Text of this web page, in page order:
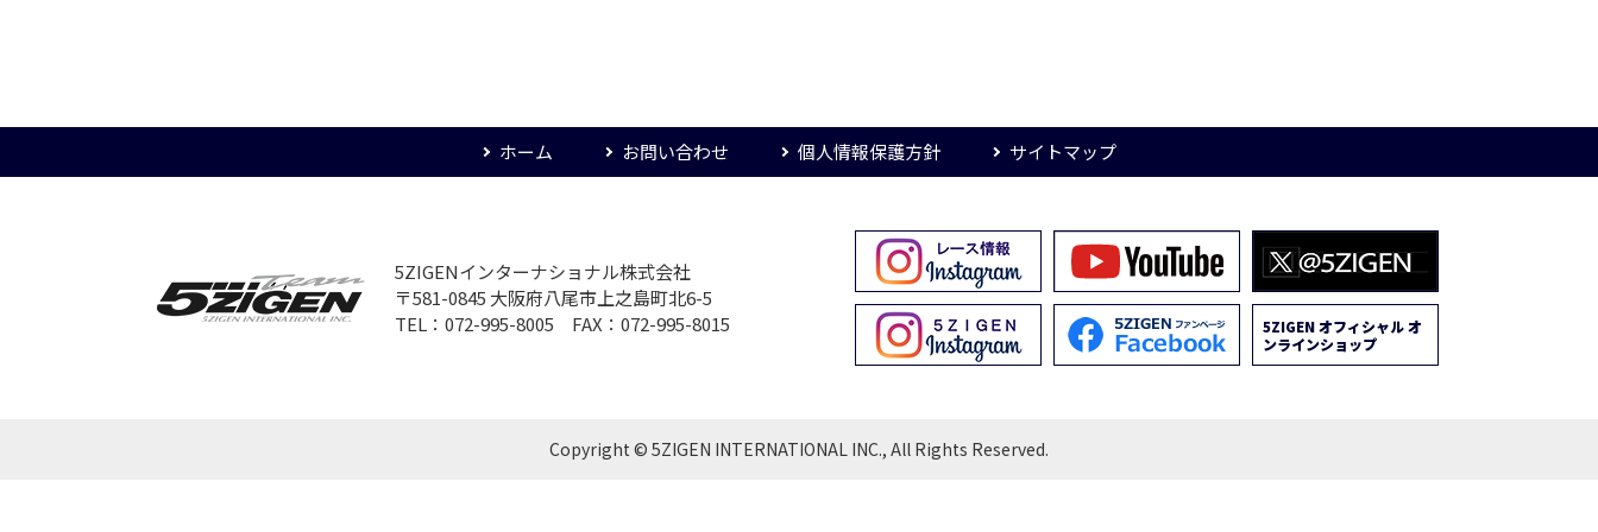
ホーム お問い合わせ 個人情報保護方針 サイトマップ
5ZIGENインターナショナル株式会社
〒581-0845 大阪府八尾市上之島町北6-5
TEL：072-995-8005 FAX：072-995-8015
5ZIGEN オフィシャル オ
ンラインショップ
Copyright © 5ZIGEN INTERNATIONAL INC., All Rights Reserved.